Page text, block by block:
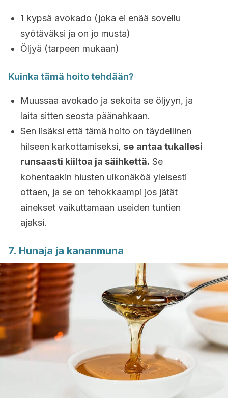
1 kypsä avokado (joka ei enää sovellu
syötäväksi ja on jo musta)
Öljyä (tarpeen mukaan)
Kuinka tämä hoito tehdään?
Muussaa avokado ja sekoita se öljyyn, ja
laita sitten seosta päänahkaan.
Sen lisäksi että tämä hoito on täydellinen
hilseen karkottamiseksi, se antaa tukallesi
runsaasti kiiltoa ja säihkettä. Se
kohentaakin hiusten ulkonäköä yleisesti
ottaen, ja se on tehokkaampi jos jätät
ainekset vaikuttamaan useiden tuntien
ajaksi.
7. Hunaja ja kananmuna